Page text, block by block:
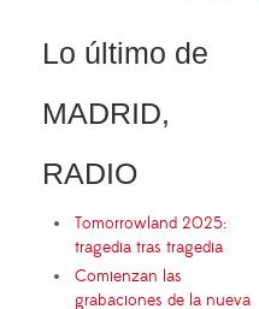
Lo último de
MADRID,
RADIO
Tomorrowland 2025:
tragedia tras tragedia
Comienzan las
grabaciones de la nueva